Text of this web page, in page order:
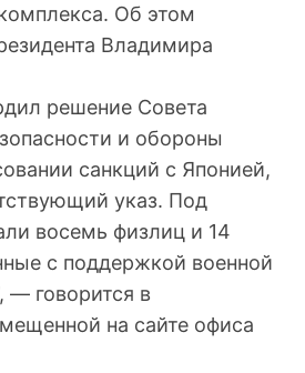
Об этом
Владимира
решение Совета
и обороны
санкций с Японией,
указ. Под
восемь физлиц и 14
с поддержкой военной
— говорится в
на сайте офиса